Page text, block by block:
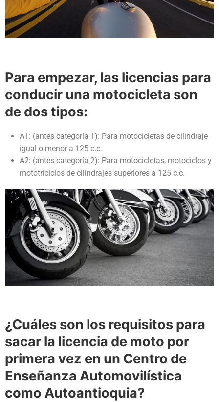
Para empezar, las licencias para
conducir una motocicleta son
de dos tipos:
A1: (antes categoría 1): Para motocicletas de cilindraje
igual o menor a 125 c.c.
A2: (antes categoría 2): Para motocicletas, motociclos y
mototriciclos de cilindrajes superiores a 125 c.c.
¿Cuáles son los requisitos para
sacar la licencia de moto por
primera vez en un Centro de
Enseñanza Automovilística
como Autoantioquia?